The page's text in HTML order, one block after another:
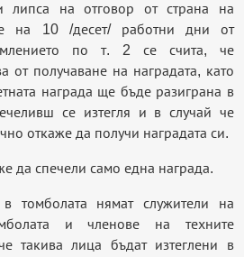
на отговор от страна на
на 10 /десет/ работни дни от
по т. 2 се счита, че
от получаване на наградата, като
награда ще бъде разиграна в
се изтегля и в случай че
откаже да получи наградата си.
да спечели само една награда.
томболата нямат служители на
и членове на техните
такива лица бъдат изтеглени в